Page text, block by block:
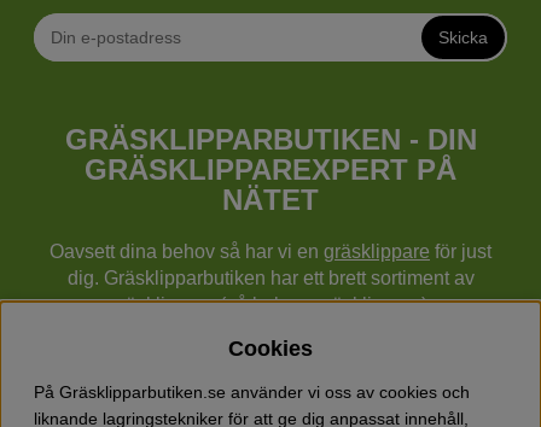
Skicka
GRÄSKLIPPARBUTIKEN - DIN
GRÄSKLIPPAREXPERT PÅ
NÄTET
Oavsett dina behov så har vi en gräsklippare för just
dig. Gräsklipparbutiken har ett brett sortiment av
gräsklippare (gå bakom gräsklippare),
cylindergräsklippare, traktorer mm från Husqvarna,
Klippo och Gardena.
Utöver gräsklippare finns också ett brett sortiment hos
Cookies
På Gräsklipparbutiken.se använder vi oss av cookies och
liknande lagringstekniker för att ge dig anpassat innehåll,